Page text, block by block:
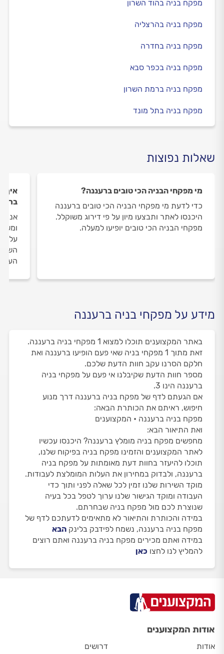
מפקח בניה בהוד השרון
מפקח בניה בהרצליה
מפקח בניה בחדרה
מפקח בניה בכפר סבא
מפקח בניה ברמת השרון
מפקח בניה בתל מונד
שאלות נפוצות
מי מפקחי הבניה הכי טובים ברעננה?
כדי לדעת מי מפקחי הבניה הכי טובים ברעננה
היכנסו לאתר ותבצעו מיון על פי דירוג משוקלל.
מפקחי הבניה הכי טובים יופיעו למעלה.
איך
על
מידע על מפקחי בניה ברעננה
באתר המקצוענים תוכלו למצוא 1 מפקחי בניה ברעננה.
זאת מתוך 1 מפקחי בניה שאי פעם הופיעו ברעננה ואת
חלקם הסרנו עקב חוות הדעת שלכם.
מספר חוות הדעת שקיבלנו אי פעם על מפקחי בניה
ברעננה הינו 3.
אם הגעתם לדף של מפקח בניה ברעננה דרך מנוע
חיפוש, ראיתם את הכותרת הבאה:
מפקח בניה ברעננה • המקצוענים
ואת התיאור הבא:
מחפשים מפקח בניה מומלץ ברעננה? היכנסו עכשיו
לאתר המקצוענים והזמינו מפקח בניה בפיקוח שלנו,
תוכלו להיעזר בחוות דעת מאומתות על מפקח בניה
ברעננה, ולבדוק במחירון את העלות המומלצת לעבודות.
מוקד השירות שלנו זמין לכל שאלה לפני ותוך כדי
העבודה ומוקד הגישור שלנו ערוך לטפל בכל בעיה
שנוצרת לכם מול מפקח בניה שבחרתם.
במידה והכותרת והתיאור לא מתאימים לדעתכם לדף של
מפקח בניה ברעננה, נשמח לפידבק בלינק הבא
במידה ואתם מכירים מפקח בניה ברעננה ואתם רוצים
להמליץ לנו לחצו כאן
אודות המקצוענים
אודות
דרושים